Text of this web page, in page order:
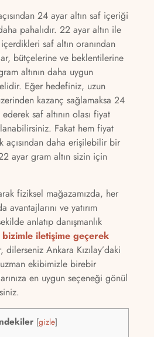
24 ayar altın saf içeriği
pahalıdır. 22 ayar altın ile
saf altın oranından
bütçelerine ve beklentilerine
altının daha uygun
Eğer hedefiniz, uzun
kazanç sağlamaksa 24
saf altının olası fiyat
Fakat hem fiyat
açısından daha erişilebilir bir
ayar gram altın sizin için
fiziksel mağazamızda, her
avantajlarını ve yatırım
anlatıp danışmanlık
bizimle iletişime geçerek
Ankara Kızılay’daki
ekibimizle birebir
en uygun seçeneği gönül
[gizle]